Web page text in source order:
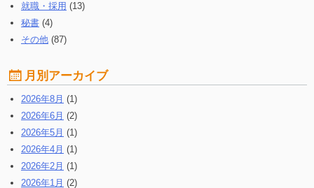
就職・採用 (13)
秘書 (4)
その他 (87)
月別アーカイブ
2026年8月 (1)
2026年6月 (2)
2026年5月 (1)
2026年4月 (1)
2026年2月 (1)
2026年1月 (2)